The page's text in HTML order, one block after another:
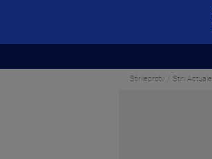
Stirileprotv Știri Actuale